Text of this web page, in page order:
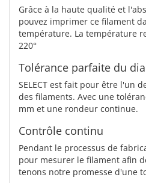
Grâce à la haute qualité et
pouvez imprimer ce filament
température. La température
220°
Tolérance parfaite du
SELECT est fait pour être l'un
des filaments. Avec une
mm et une rondeur continue.
Contrôle continu
Pendant le processus de
pour mesurer le filament afin
tenons notre promesse d'une